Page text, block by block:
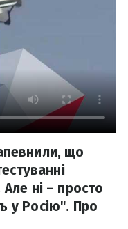
що
ні – просто
у Росію". Про